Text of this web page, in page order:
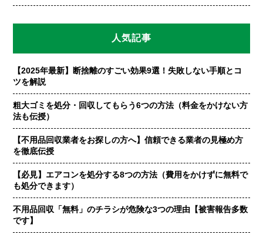
人気記事
【2025年最新】断捨離のすごい効果9選！失敗しない手順とコ
ツを解説
粗大ゴミを処分・回収してもらう6つの方法（料金をかけない方
法も伝授）
【不用品回収業者をお探しの方へ】信頼できる業者の見極め方
を徹底伝授
【必見】エアコンを処分する8つの方法（費用をかけずに無料で
も処分できます）
不用品回収「無料」のチラシが危険な3つの理由【被害報告多数
です】